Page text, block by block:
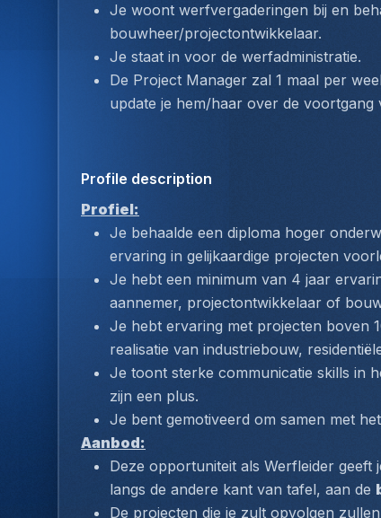
Je woont werfvergaderingen bij en
bouwheer/projectontwikkelaar.
Je staat in voor de werfadministratie.
De Project Manager zal 1 maal per
update je hem/haar over de
Profile description
Profiel:
Je behaalde een diploma hoger
ervaring in gelijkaardige projecten
Je hebt een minimum van 4 jaar
aannemer, projectontwikkelaar of
Je hebt ervaring met projecten boven
realisatie van industriebouw,
Je toont sterke communicatie skills in
zijn een plus.
Je bent gemotiveerd om samen met
Aanbod:
Deze opportuniteit als Werfleider geeft
langs de andere kant van tafel, aan de
De projecten die je zult opvolgen